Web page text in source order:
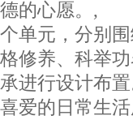
德的心愿。,
个单元，分别
格修养、科举
承进行设计布
喜爱的日常生